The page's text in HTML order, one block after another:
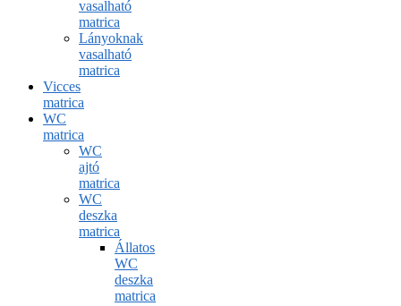
vasalható
matrica
Lányoknak
vasalható
matrica
Vicces
matrica
WC
matrica
WC
ajtó
matrica
WC
deszka
matrica
Állatos
WC
deszka
matrica